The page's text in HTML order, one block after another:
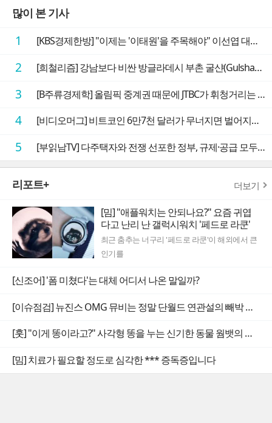
많이 본 기사
1 [KBS경제한방] "이제는 '이태원'을 주목해야" 이선엽 대표가 말하는 AI 시대 투자 성과를 가르는 지점들
2 [희철리즘] 강남보다 비싼 방글라데시 부촌 굴샨(Gulshan)의 극단적인 모습에 충격을 받다
3 [B주류경제학] 올림픽 중계권 때문에 JTBC가 휘청거리는 이유
4 [비디오머그] 비트코인 6만7천 달러가 무너지면 벌어지는 일
5 [부읽남TV] 다주택자와 전쟁 선포한 정부, 규제·공급 모두 실효성 의문
리포트+ 더보기
[밈] "애플워치는 안되나요?" 요즘 귀엽
다고 난리 난 갤럭시워치 '페드로 라쿤'
최근 춤추는 너구리 '페드로 라쿤'이 해외에서 큰
인기를
[신조어] '폼 미쳤다'는 대체 어디서 나온 말일까?
[이슈점검] 뉴진스 OMG 뮤비는 정말 단월드 연관설의 빼박 증거일까
[훗] "이게 똥이라고?" 사각형 똥을 누는 신기한 동물 웜뱃의 비밀
[밈] 치료가 필요할 정도로 심각한 *** 증독증입니다